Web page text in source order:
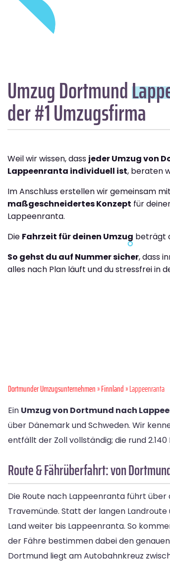
Umzug Dortmund
der #1 Umzugsfirma
Weil wir wissen, dass jeder Umzug von
Lappeenranta individuell ist, beraten
Im Anschluss erstellen wir gemeinsam
maßgeschneidertes Konzept für
Lappeenranta.
Die Fahrzeit für deinen Umzug beträgt
So gehst du auf Nummer sicher, dass
alles nach Plan läuft und du stressfrei in
Dortmunder Umzugsunternehmen»Finnland» Lappeenranta
Ein Umzug von Dortmund nach
über Dänemark und Schweden. Wir
entfällt der Zoll vollständig; die rund
Route & Fährüberfahrt: von
Die Route nach Lappeenranta führt über
Travemünde. Statt der langen
Land weiter bis Lappeenranta. So
der Fähre bestimmen dabei den
Dortmund liegt am Autobahnkreuz